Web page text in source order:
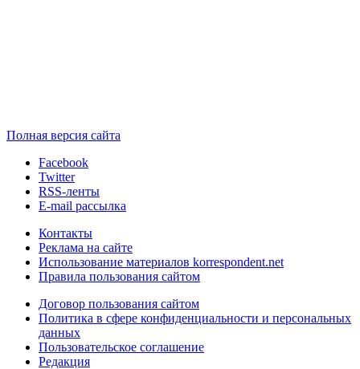
Полная версия сайта
Facebook
Twitter
RSS-ленты
E-mail рассылка
Контакты
Реклама на сайте
Использование материалов korrespondent.net
Правила пользования сайтом
Договор пользования сайтом
Политика в сфере конфиденциальности и персональных
данных
Пользовательское соглашение
Редакция